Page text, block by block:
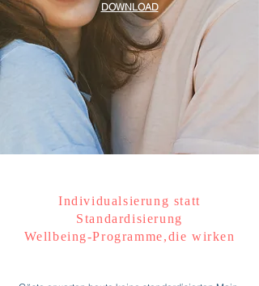
DOWNLOAD
Individualsierung statt
Standardisierung
Wellbeing-Programme,die wirken